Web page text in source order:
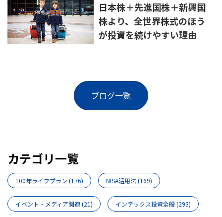
日本株＋先進国株＋新興国
株より、全世界株式のほう
が投資を続けやすい理由
ブログ一覧
カテゴリ一覧
100年ライフプラン (176) NISA活用法(169)
イベント・メディア関連(21) インデックス投資全般(293)